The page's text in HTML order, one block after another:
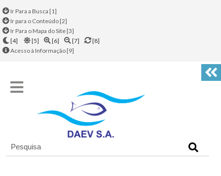
Ir Para a Busca [1]
Ir para o Conteúdo [2]
Ir Para o Mapa do Site [3]
[4]
[5] [6] [7]
[8]
Acesso à Informação [9]